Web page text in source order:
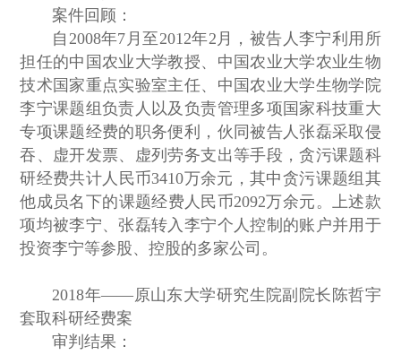
案件回顾：
自2008年7月至2012年2月，被告人李宁利用所
担任的中国农业大学教授、中国农业大学农业生物
技术国家重点实验室主任、中国农业大学生物学院
李宁课题组负责人以及负责管理多项国家科技重大
专项课题经费的职务便利，伙同被告人张磊采取侵
吞、虚开发票、虚列劳务支出等手段，贪污课题科
研经费共计人民币3410万余元，其中贪污课题组其
他成员名下的课题经费人民币2092万余元。上述款
项均被李宁、张磊转入李宁个人控制的账户并用于
投资李宁等参股、控股的多家公司。
2018年——原山东大学研究生院副院长陈哲宇
套取科研经费案
审判结果：